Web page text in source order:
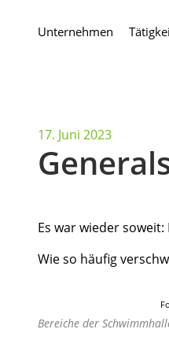
Unternehmen
17. Juni 2023
Es war wieder
Wie so häufig
Bereiche der